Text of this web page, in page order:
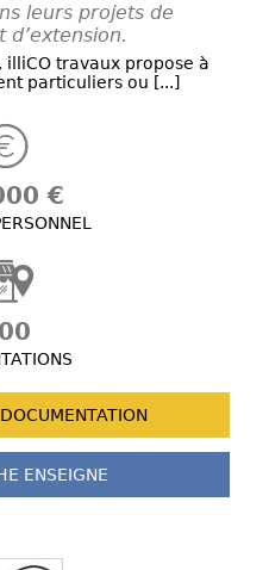
leurs projets de
travaux propose à
particuliers ou [...]
€
DOCUMENTATION
ENSEIGNE